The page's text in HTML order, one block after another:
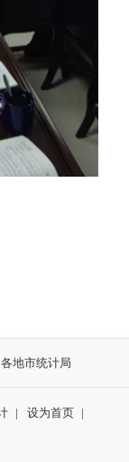
地市统计局
| 设为首页 |